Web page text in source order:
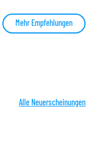
Mehr Empfehlungen
Alle Neuerscheinungen